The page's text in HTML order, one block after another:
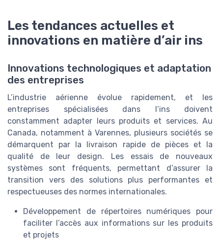
Les tendances actuelles et
innovations en matière d’air ins
Innovations technologiques et adaptation
des entreprises
L’industrie aérienne évolue rapidement, et les
entreprises spécialisées dans l’ins doivent
constamment adapter leurs produits et services. Au
Canada, notamment à Varennes, plusieurs sociétés se
démarquent par la livraison rapide de pièces et la
qualité de leur design. Les essais de nouveaux
systèmes sont fréquents, permettant d’assurer la
transition vers des solutions plus performantes et
respectueuses des normes internationales.
Développement de répertoires numériques pour
faciliter l’accès aux informations sur les produits
et projets